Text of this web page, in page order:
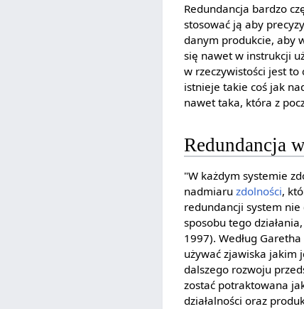
Redundancja bardzo
stosować ją aby
danym produkcie, aby
się nawet w instrukcji
w rzeczywistości jest
istnieje takie coś jak
nawet taka, która z
Redundancja
"W każdym systemie
nadmiaruzdolności,
redundancji system
sposobu tego
1997). Według
używać zjawiska jakim
dalszego rozwoju
zostać potraktowana
działalności oraz